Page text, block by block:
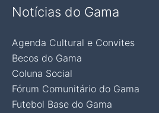
Notícias do Gama
Agenda Cultural e Convites
Becos do Gama
Coluna Social
Fórum Comunitário do Gama
Futebol Base do Gama